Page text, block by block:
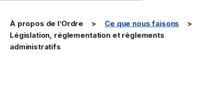
À propos de l’Ordre
Ce que nous faisons
Législation, réglementation et règlements
administratifs